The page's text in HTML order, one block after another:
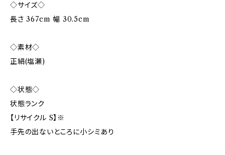
◇サイズ◇
長さ 367cm 幅 30.5cm
◇素材◇
正絹(塩瀬)
◇状態◇
状態ランク
【リサイクル S】※
手先の出ないところに小シミあり